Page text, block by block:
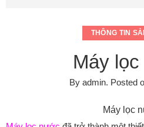
THÔNG TIN
Máy
By admin. Posted
Máy lọc